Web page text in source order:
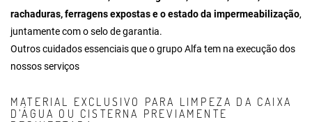
rachaduras, ferragens expostas e o estado da impermeabilização,
juntamente com o selo de garantia.
Outros cuidados essenciais que o grupo Alfa tem na execução dos
nossos serviços
MATERIAL EXCLUSIVO PARA LIMPEZA DA CAIXA
D’ÁGUA OU CISTERNA PREVIAMENTE